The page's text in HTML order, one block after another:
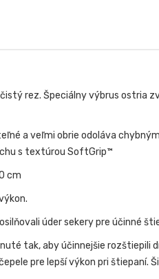
rez. Špeciálny výbrus ostria
a veľmi obrie odoláva
s textúrou SoftGrip™
cm
úder sekery pre účinné
tak, aby účinnejšie rozštiepili
pre lepší výkon pri